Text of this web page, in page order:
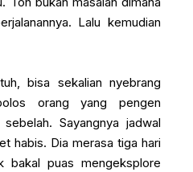
Lalu kemudian
bisa sekalian nyebrang
orang yang pengen
Sayangnya jadwal
habis. Dia merasa tiga hari
bakal puas mengeksplore